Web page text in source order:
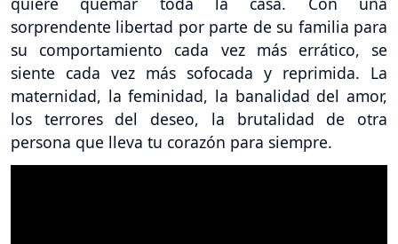
sorprendente libertad por parte de su familia para
su comportamiento cada vez más errático, se
siente cada vez más sofocada y reprimida. La
maternidad, la feminidad, la banalidad del amor,
los terrores del deseo, la brutalidad de otra
persona que lleva tu corazón para siempre.